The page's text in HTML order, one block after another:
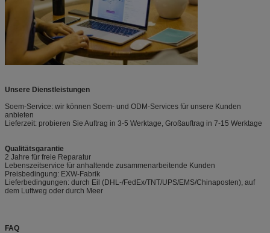
Unsere Dienstleistungen
Soem-Service: wir können Soem- und ODM-Services für unsere Kunden
anbieten
Lieferzeit: probieren Sie Auftrag in 3-5 Werktage, Großauftrag in 7-15 Werktage
Qualitätsgarantie
2 Jahre für freie Reparatur
Lebenszeitservice für anhaltende zusammenarbeitende Kunden
Preisbedingung: EXW-Fabrik
Lieferbedingungen: durch Eil (DHL-/FedEx/TNT/UPS/EMS/Chinaposten), auf
dem Luftweg oder durch Meer
FAQ